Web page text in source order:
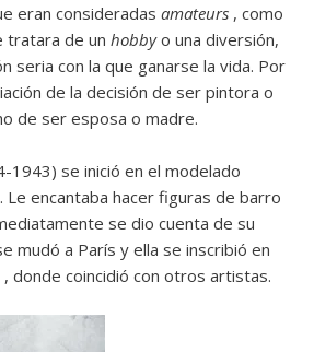
eran consideradas amateurs , como
tratara de un hobbyo una diversión,
seria con la que ganarse la vida. Por
de la decisión de ser pintora o
de ser esposa o madre.
1943) se inició en el modelado
Le encantaba hacer figuras de barro
se dio cuenta de su
mudó a París y ella se inscribió en
, donde coincidió con otros artistas.